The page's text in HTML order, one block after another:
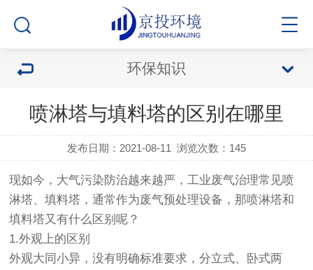
环保知识
喷淋塔与填料塔的区别在哪里
发布日期：2021-08-11 浏览次数： 145
现如今，大气污染防治越来越严，工业废气治理常见喷
淋塔、填料塔，通常作为废气预处理设备，那喷淋塔和
填料塔又有什么区别呢？
1.外观上的区别
外观大同小异，没有明确标准要求，分立式、卧式两